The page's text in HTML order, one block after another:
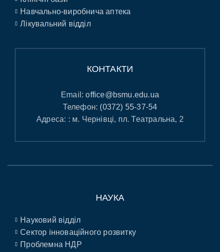
Навчально-виробнича аптека
Лікувальний відділ
КОНТАКТИ
Email:office@bsmu.edu.ua
Телефон: (0372) 55-37-54
Адреса: : м. Чернівці, пл. Театральна, 2
НАУКА
Науковий відділ
Сектор інноваційного розвитку
Проблемна НДР